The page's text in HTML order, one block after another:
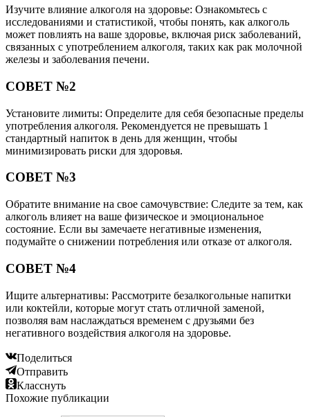
Изучите влияние алкоголя на здоровье: Ознакомьтесь с
исследованиями и статистикой, чтобы понять, как алкоголь
может повлиять на ваше здоровье, включая риск заболеваний,
связанных с употреблением алкоголя, таких как рак молочной
железы и заболевания печени.
СОВЕТ №2
Установите лимиты: Определите для себя безопасные пределы
употребления алкоголя. Рекомендуется не превышать 1
стандартный напиток в день для женщин, чтобы
минимизировать риски для здоровья.
СОВЕТ №3
Обратите внимание на свое самочувствие: Следите за тем, как
алкоголь влияет на ваше физическое и эмоциональное
состояние. Если вы замечаете негативные изменения,
подумайте о снижении потребления или отказе от алкоголя.
СОВЕТ №4
Ищите альтернативы: Рассмотрите безалкогольные напитки
или коктейли, которые могут стать отличной заменой,
позволяя вам наслаждаться временем с друзьями без
негативного воздействия алкоголя на здоровье.
Поделиться
Отправить
Класснуть
Похожие публикации